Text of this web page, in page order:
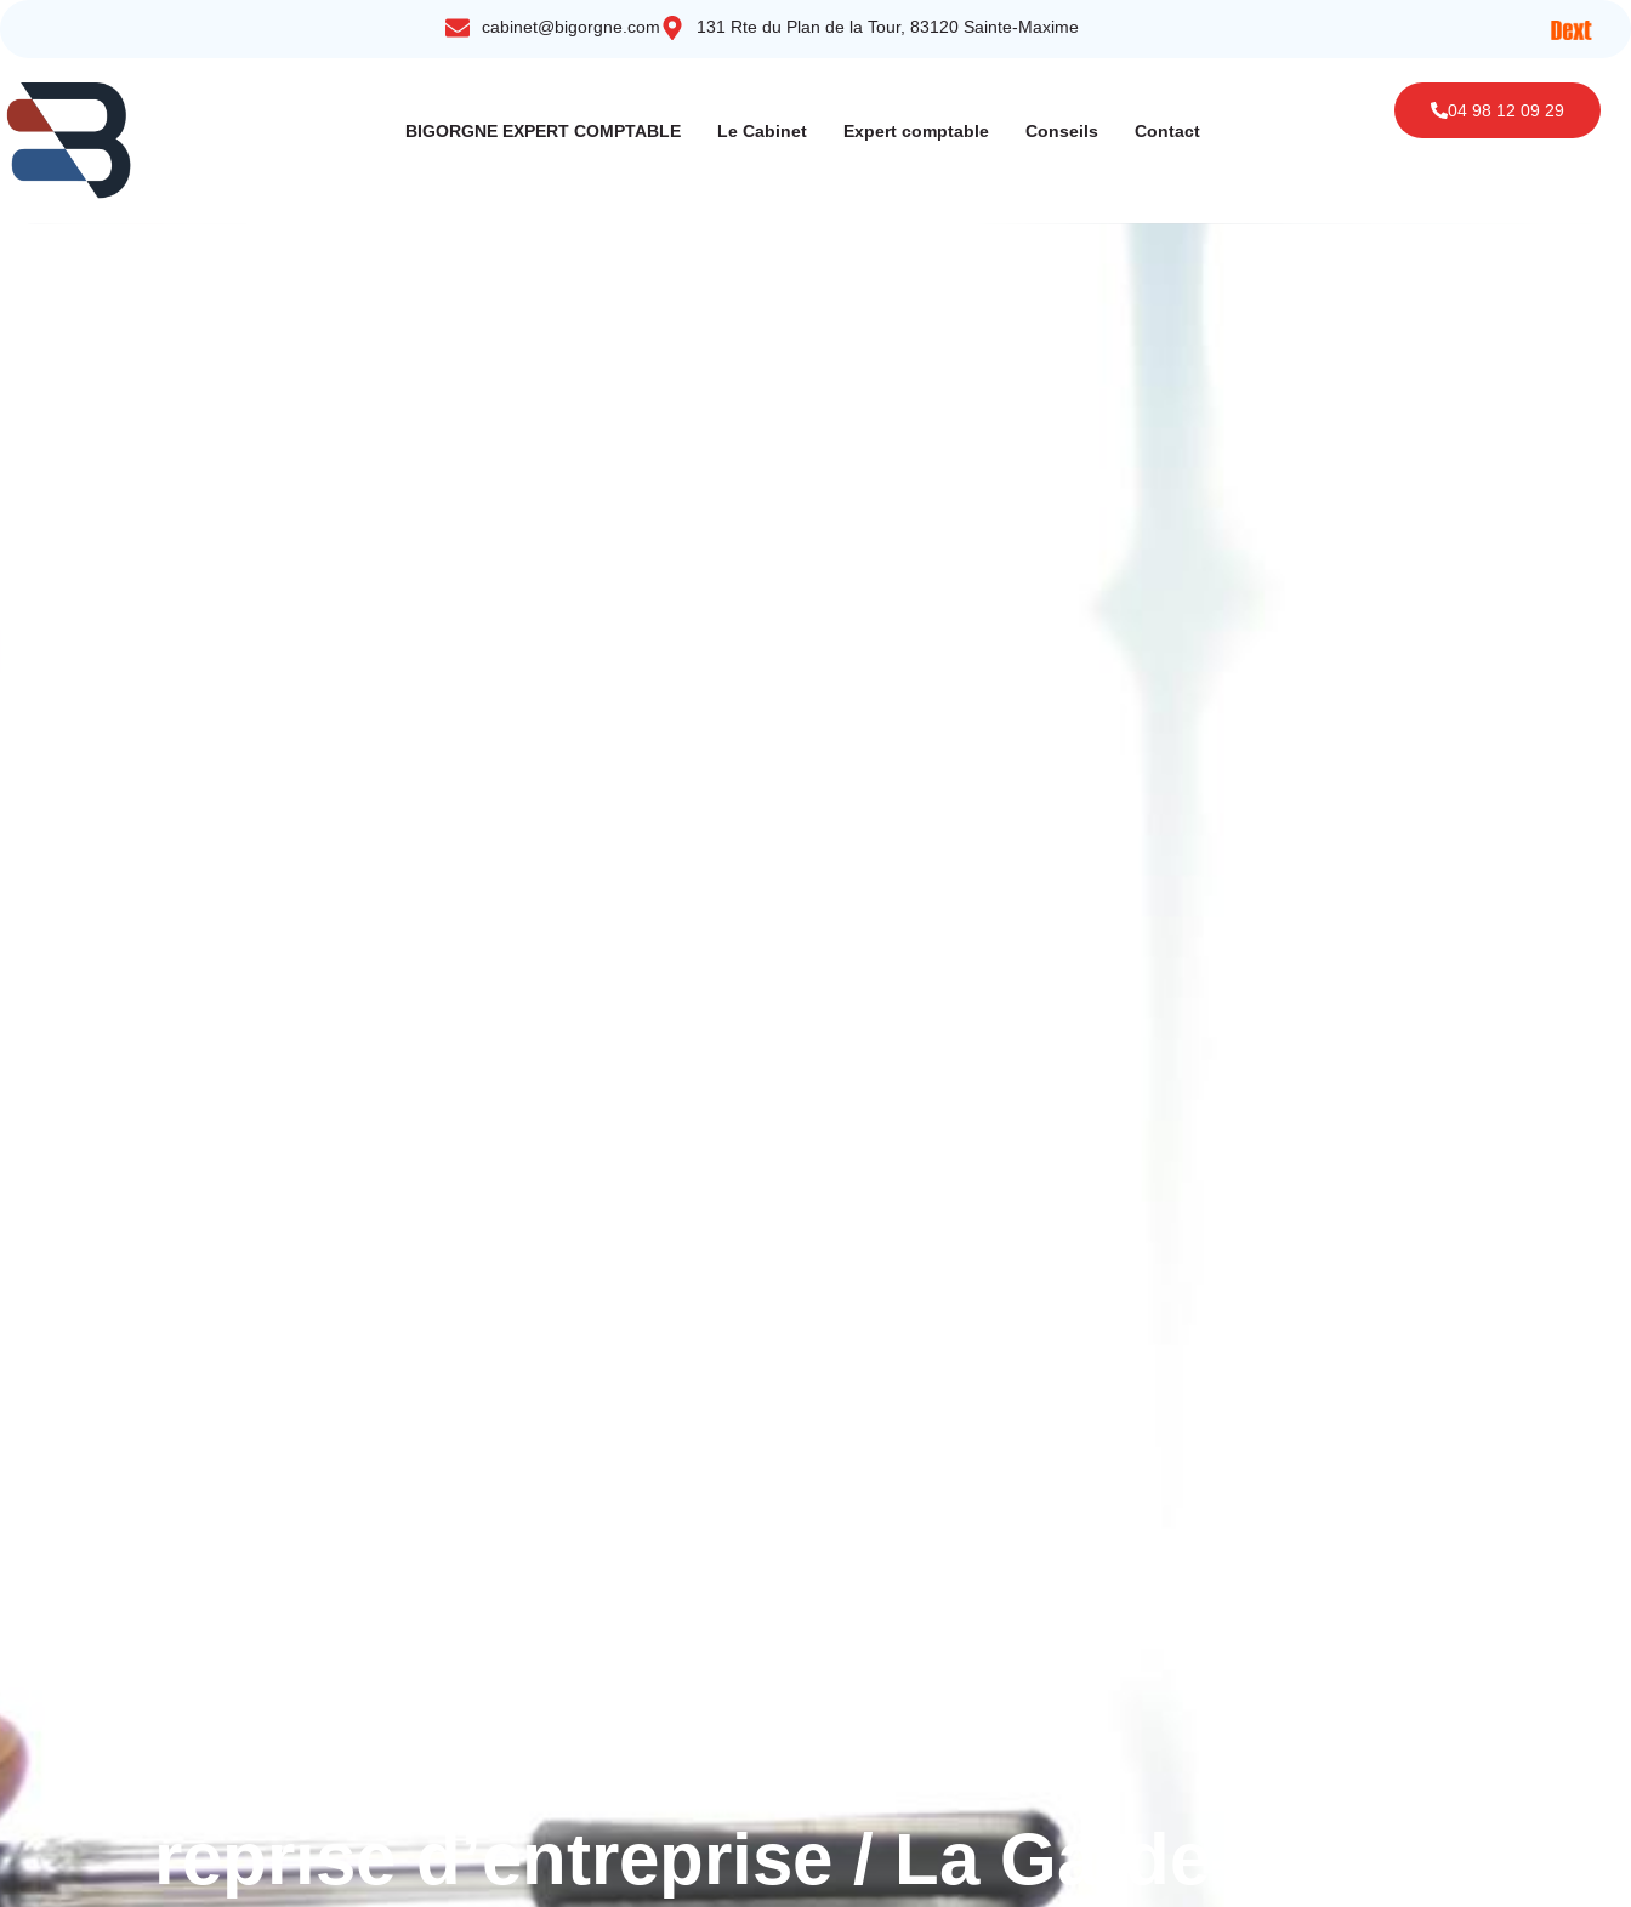
cabinet@bigorgne.com 131 Rte du Plan de la Tour, 83120 Sainte-Maxime
BIGORGNE EXPERT COMPTABLE Le Cabinet Expert comptable Conseils Contact
04 98 12 09 29
reprise d’entreprise / La Garde-Freinet